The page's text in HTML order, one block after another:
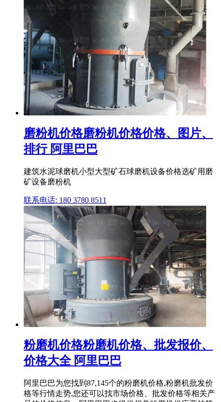
磨粉机价格磨粉机价格价格、图片、
排行 阿里巴巴
建筑水泥球磨机小型大型矿石球磨机设备价格选矿用磨
矿设备磨粉机
联系电话: 180 3780 8511
粉磨机价格粉磨机价格、批发报价、
价格大全 阿里巴巴
阿里巴巴为您找到87,145个的粉磨机价格,粉磨机批发价
格等行情走势,您还可以找市场价格、批发价格等相关产